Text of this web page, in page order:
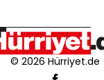
© 2026 Hürriyet.de